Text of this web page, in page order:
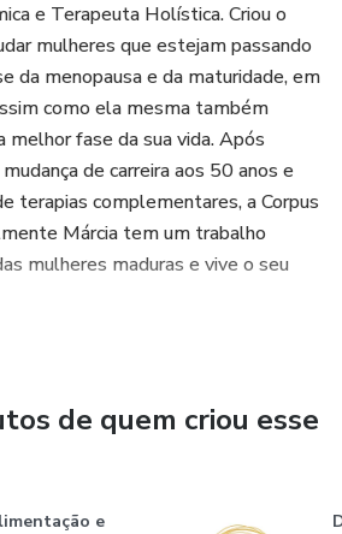
e Terapeuta Holística. Criou o
mulheres que estejam passando
da menopausa e da maturidade, em
como ela mesma também
melhor fase da sua vida. Após
de carreira aos 50 anos e
terapias complementares, a Corpus
Márcia tem um trabalho
mulheres maduras e vive o seu
de quem criou esse
e